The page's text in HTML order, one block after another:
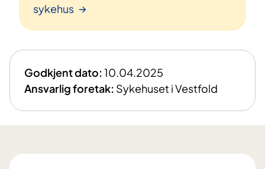
sykehus
Godkjent dato:10.04.2025
Ansvarlig foretak: Sykehuset i Vestfold